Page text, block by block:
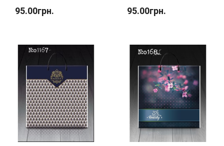
95.00грн. 95.00грн.